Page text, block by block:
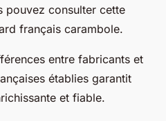
pouvez consulter cette
français carambole.
entre fabricants et
établies garantit
et fiable.